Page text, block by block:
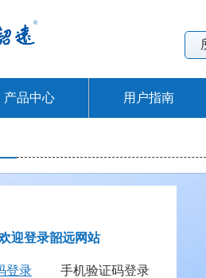
产品中心 用户指南
迎登录韶远网站
登录 手机验证码登录